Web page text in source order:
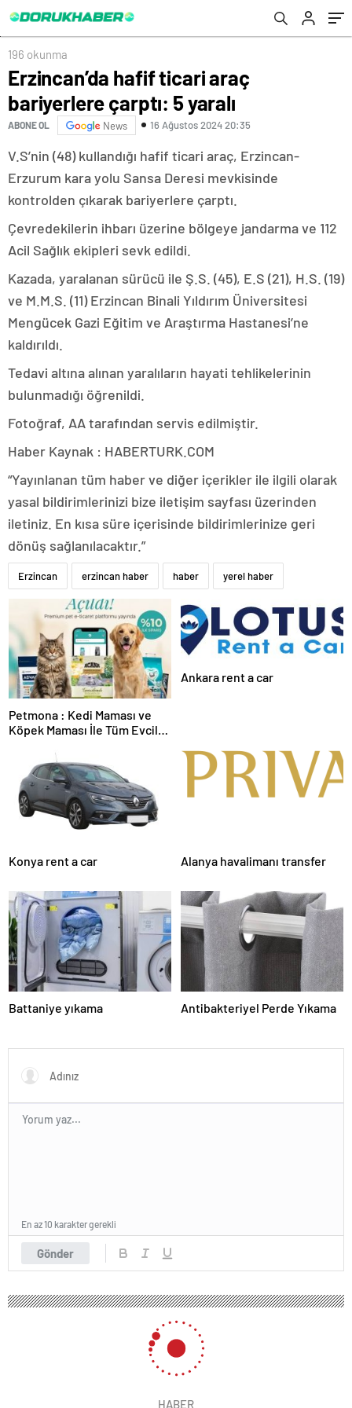
196 okunma
Erzincan’da hafif ticari araç
bariyerlere çarptı: 5 yaralı
ABONE OL News 16 Ağustos 2024 20:35
V.S’nin (48) kullandığı hafif ticari araç, Erzincan-
Erzurum kara yolu Sansa Deresi mevkisinde
kontrolden çıkarak bariyerlere çarptı.
Çevredekilerin ihbarı üzerine bölgeye jandarma ve 112
Acil Sağlık ekipleri sevk edildi.
Kazada, yaralanan sürücü ile Ş.S. (45), E.S (21), H.S. (19)
ve M.M.S. (11) Erzincan Binali Yıldırım Üniversitesi
Mengücek Gazi Eğitim ve Araştırma Hastanesi’ne
kaldırıldı.
Tedavi altına alınan yaralıların hayati tehlikelerinin
bulunmadığı öğrenildi.
Fotoğraf, AA tarafından servis edilmiştir.
Haber Kaynak : HABERTURK.COM
“Yayınlanan tüm haber ve diğer içerikler ile ilgili olarak
yasal bildirimlerinizi bize iletişim sayfası üzerinden
iletiniz. En kısa süre içerisinde bildirimlerinize geri
dönüş sağlanılacaktır.”
Erzincan erzincan haber haber yerel haber
Petmona : Kedi Maması ve
Köpek Maması İle Tüm Evcil
Ankara rent a car
Konya rent a car Alanya havalimanı transfer
Battaniye yıkama Antibakteriyel Perde Yıkama
Gönder
En az 10 karakter gerekli
HABER